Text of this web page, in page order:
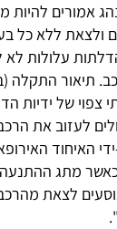
אמורים
ולצאת ללא כל
עלולות לא
תיאור התקלה
צפוי של ידיות
לעזוב את
האיחוד
כאשר מתג
לצאת